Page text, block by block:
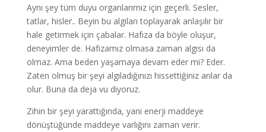
Aynı şey tüm duyu organlarımız için geçerli. Sesler,
tatlar, hisler.. Beyin bu algıları toplayarak anlaşılır bir
hale getirmek için çabalar. Hafıza da böyle oluşur,
deneyimler de. Hafızamız olmasa zaman algısı da
olmaz. Ama beden yaşamaya devam eder mi? Eder.
Zaten olmuş bir şeyi algıladığınızı hissettiğiniz anlar da
olur. Buna da deja vu diyoruz.
Zihin bir şeyi yarattığında, yani enerji maddeye
dönüştüğünde maddeye varlığını zaman verir.